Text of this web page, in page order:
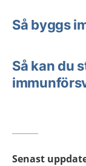
Så byggs
Så kan du
Senast